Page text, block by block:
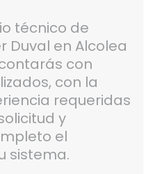
técnico de
Duval en Alcolea
con
con la
requeridas
y
el
sistema.